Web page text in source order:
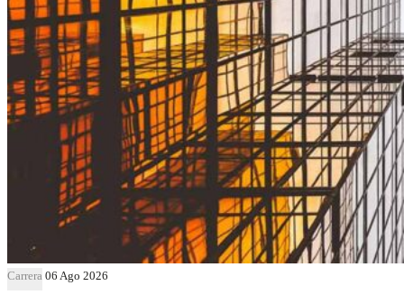
Carrera 06 Ago 2026